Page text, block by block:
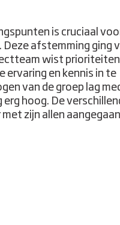
is cruciaal
afstemming ging
wist
ervaring en kennis in te
van de groep lag
hoog. De
zijn allen